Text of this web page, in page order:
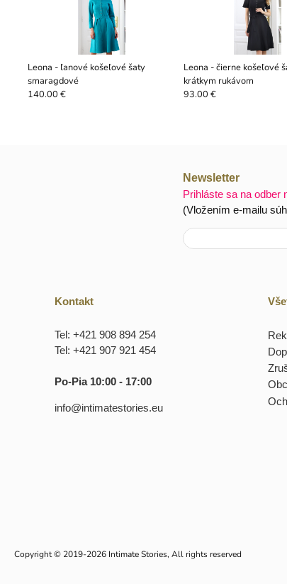
Leona - ľanové košeľové šaty
smaragdové
140.00 €
Leona - čierne košeľové
krátkym rukávom
93.00 €
Newsletter
Prihláste sa na odber
(Vložením e-mailu
Kontakt
Tel: +421 908 894 254
Tel: +421 907 921 454
Po-Pia 10:00 - 17:00
info@intimatestories.eu
Copyright © 2019-2026 Intimate Stories, All rights reserved